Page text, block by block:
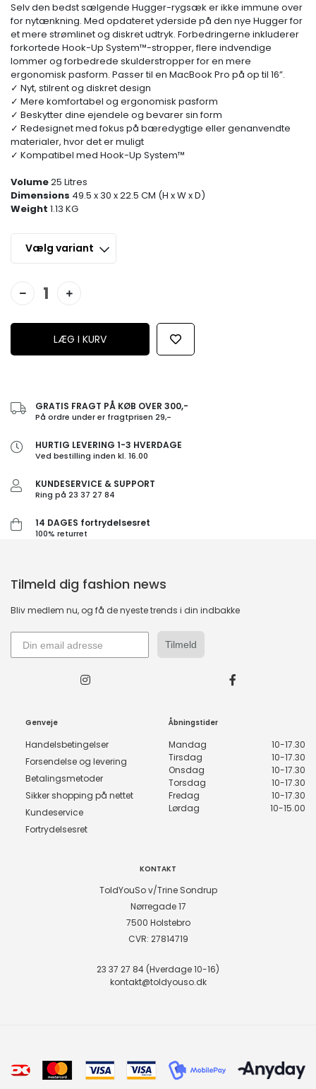
Selv den bedst sælgende Hugger-rygsæk er ikke immune over
for nytænkning. Med opdateret yderside på den nye Hugger for
et mere strømlinet og diskret udtryk. Forbedringerne inkluderer
forkortede Hook-Up System™-stropper, flere indvendige
lommer og forbedrede skulderstropper for en mere
ergonomisk pasform. Passer til en MacBook Pro på op til 16”.
✓ Nyt, stilrent og diskret design
✓ Mere komfortabel og ergonomisk pasform
✓ Beskytter dine ejendele og bevarer sin form
✓ Redesignet med fokus på bæredygtige eller genanvendte
materialer, hvor det er muligt
✓ Kompatibel med Hook-Up System™️
Volume25 Litres
Dimensions 49.5 x 30 x 22.5 CM (H x W x D)
Weight 1.13 KG
GRATIS FRAGT PÅ KØB OVER 300,-
På ordre under er fragtprisen 29,-
HURTIG LEVERING 1-3 HVERDAGE
Ved bestilling inden kl. 16.00
KUNDESERVICE & SUPPORT
Ring på 23 37 27 84
14 DAGES fortrydelsesret
100% returret
Tilmeld dig fashion news
Bliv medlem nu, og få de nyeste trends i din indbakke
Tilmeld
Genveje
Handelsbetingelser
Forsendelse og levering
Betalingsmetoder
Sikker shopping på nettet
Kundeservice
Fortrydelsesret
Åbningstider
Mandag
10-17.30
Tirsdag
10-17.30
Onsdag
10-17.30
Torsdag
10-17.30
Fredag
10-17.30
Lørdag
10-15.00
KONTAKT
ToldYouSo v/Trine Sondrup
Nørregade 17
7500 Holstebro
CVR: 27814719
23 37 27 84 (Hverdage 10-16)
kontakt@toldyouso.dk